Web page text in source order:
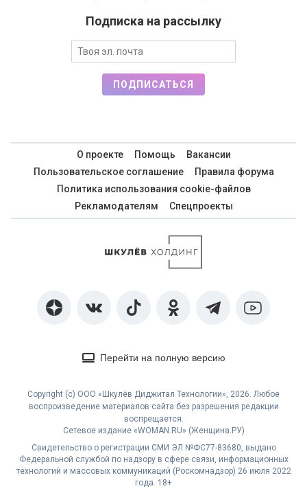
Подписка на рассылку
ПОДПИСАТЬСЯ
О проекте Помощь
Вакансии
Пользовательское соглашение
Правила форума
Политика использования cookie-файлов
Рекламодателям
Спецпроекты
Перейти на полную версию
Copyright (с) ООО «Шкулёв Диджитал Технологии», 2026. Любое
воспроизведение материалов сайта без разрешения редакции
воспрещается.
Сетевое издание «WOMAN.RU» (Женщина.РУ)
Свидетельство о регистрации СМИ ЭЛ №ФС77-83680, выдано
Федеральной службой по надзору в сфере связи, информационных
технологий и массовых коммуникаций (Роскомнадзор) 26 июля 2022
года. 18+